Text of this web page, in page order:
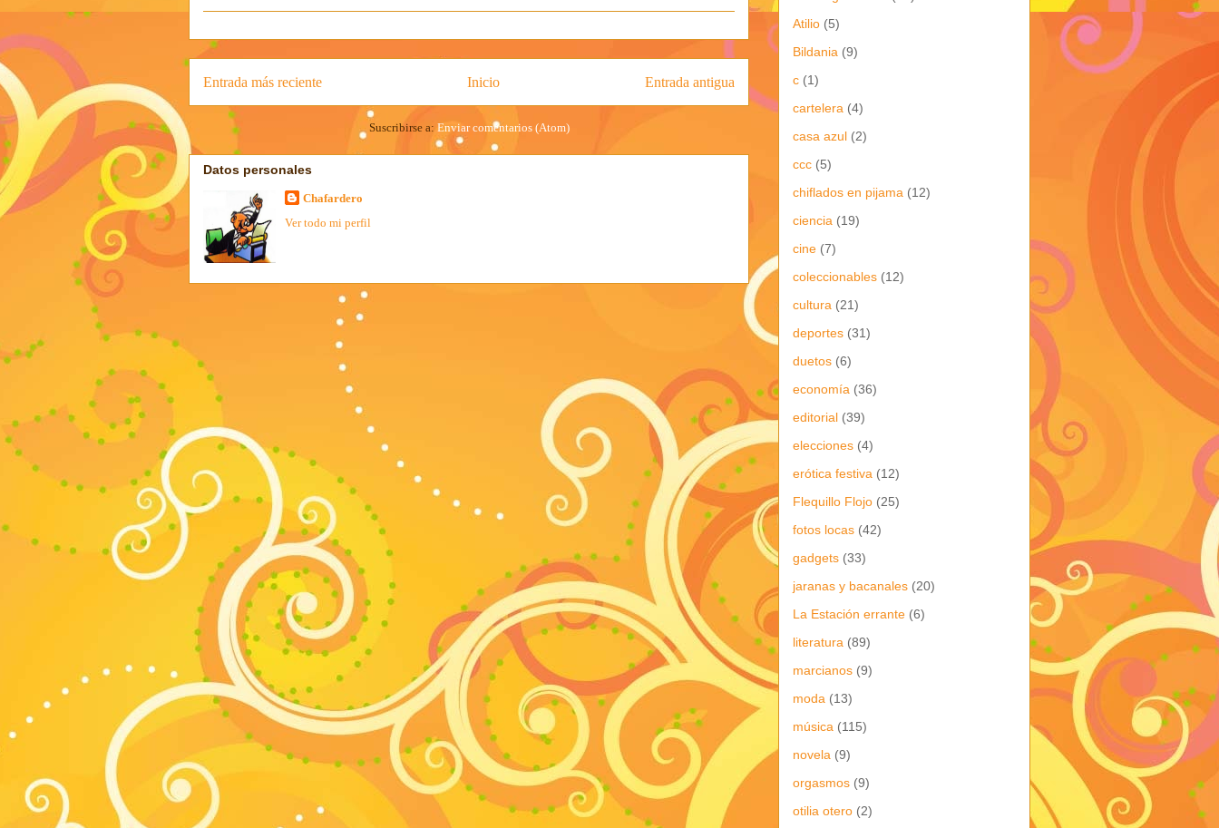
Entrada más reciente Entrada antigua
Inicio
Suscribirse a: Enviar comentarios (Atom)
Datos personales
Chafardero
Ver todo mi perfil
Atilio (5)
Bildania (9)
c (1)
cartelera (4)
casa azul (2)
ccc (5)
chiflados en pijama (12)
ciencia (19)
cine (7)
coleccionables (12)
cultura (21)
deportes (31)
duetos (6)
economía (36)
editorial (39)
elecciones (4)
erótica festiva (12)
Flequillo Flojo (25)
fotos locas (42)
gadgets (33)
jaranas y bacanales (20)
La Estación errante (6)
literatura (89)
marcianos (9)
moda (13)
música (115)
novela (9)
orgasmos (9)
otilia otero (2)